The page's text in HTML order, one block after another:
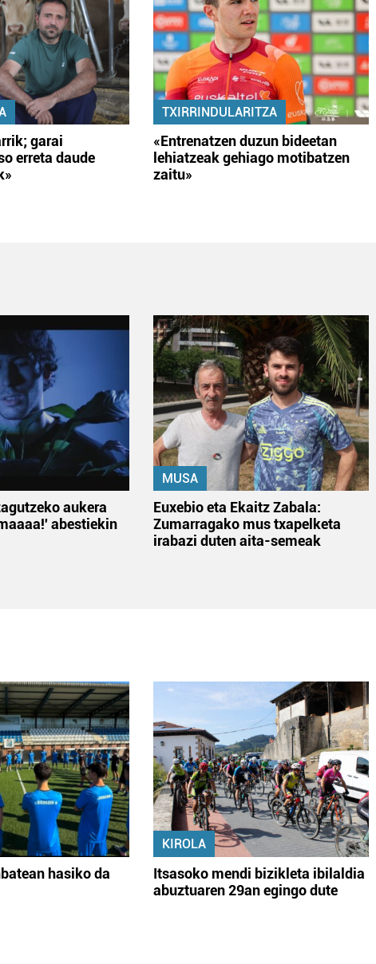
garai
erreta daude
TXIRRINDULARITZA
«Entrenatzen duzun bideetan
lehiatzeak gehiago motibatzen
zaitu»
aukera
abestiekin
MUSA
Euxebio eta Ekaitz Zabala:
Zumarragako mus txapelketa
irabazi duten aita-semeak
hasiko da
KIROLA
Itsasoko mendi bizikleta ibilaldia
abuztuaren 29an egingo dute